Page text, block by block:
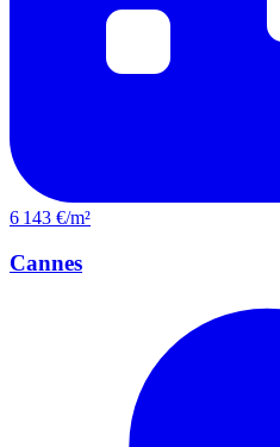
6 143 €/m²
Cannes